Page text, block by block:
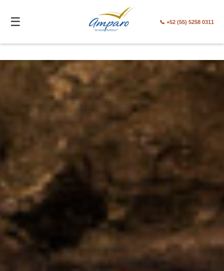
☰ 📞 +52 (55) 5258 0311
☰ 📞 +52 (55) 5258 0311